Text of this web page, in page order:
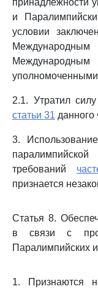
принадлежности
и
условии
Международным
Международным
2.1. Утратил
статьи 31 данного
3.
требований
признается
Статья 8.
в связи с
Паралимпийских
1. Признаются